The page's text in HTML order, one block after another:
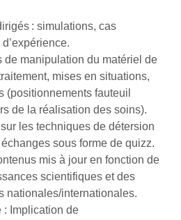
: simulations, cas
.
de manipulation du matériel de
mises en situations,
(positionnements fauteuil
de la réalisation des soins).
les techniques de détersion
sous forme de quizz.
mis à jour en fonction de
scientifiques et des
nationales/internationales.
: Implication de